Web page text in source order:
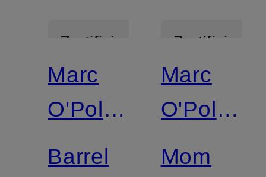
Zertifiziert
Marc
O'Polo
DENIM
Barrel
Zertifiziert
Marc
O'Polo
DENIM
Mom